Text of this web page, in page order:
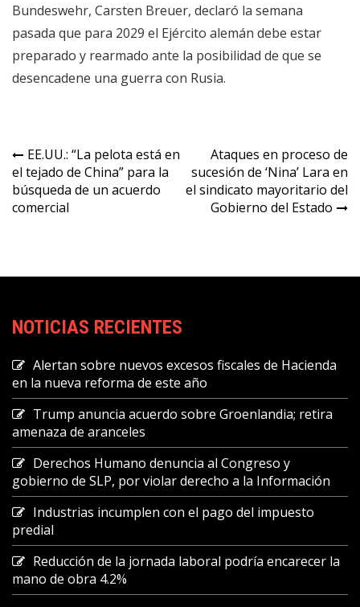
Bundeswehr, Carsten Breuer, declaró la semana
pasada que para 2029 el Ejército alemán debe estar
preparado y rearmado ante la posibilidad de que se
desencadene una guerra con Rusia.
Navegación
de
entradas
EE.UU.: “La pelota está en
el tejado de China” para la
búsqueda de un acuerdo
comercial
Ataques en proceso de
sucesión de ‘Nina’ Lara en
el sindicato mayoritario del
Gobierno del Estado
NOTICIAS RECIENTES
Alertan sobre nuevos excesos fiscales de Hacienda
en la nueva reforma de este año
Trump anuncia acuerdo sobre Groenlandia; retira
amenaza de aranceles
Derechos Humano denuncia al Congreso y
gobierno de SLP, por violar derecho a la Información
Industrias incumplen con el pago del impuesto
predial
Reducción de la jornada laboral podría encarecer la
mano de obra 4.2%